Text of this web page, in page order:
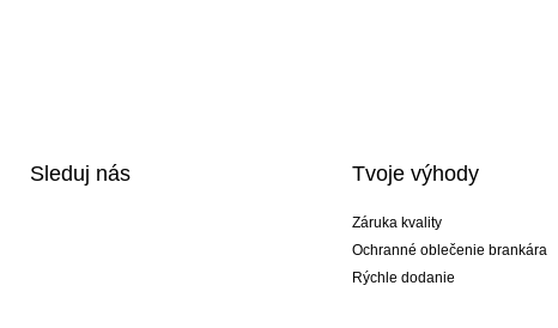
Sleduj nás Tvoje výhody
Záruka kvality
Ochranné oblečenie brankára
Rýchle dodanie